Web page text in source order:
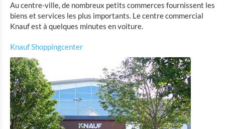
Parc Naturel de l'Our
Culture & musées
Shopping
Mobilité à Troisvierges
Location de Vélo
Activités intérieures
Au centre-ville, de nombreux petits commerces fournissent les
biens et services les plus importants. Le centre commercial
Knauf est à quelques minutes en voiture.
Knauf Shoppingcenter